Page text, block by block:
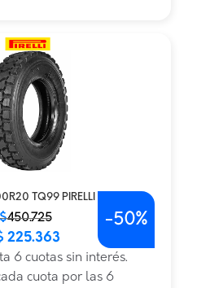
TQ99 PIRELLI
$450.725
225.363
6 cuotas sin interés.
cuota por las 6
-50%